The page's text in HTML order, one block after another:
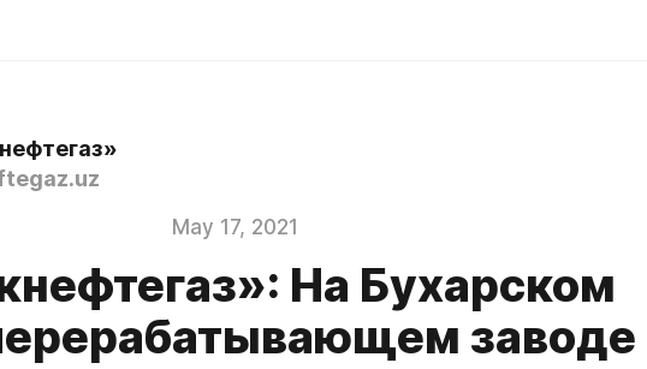
May 17, 2021
На Бухарском
заводе